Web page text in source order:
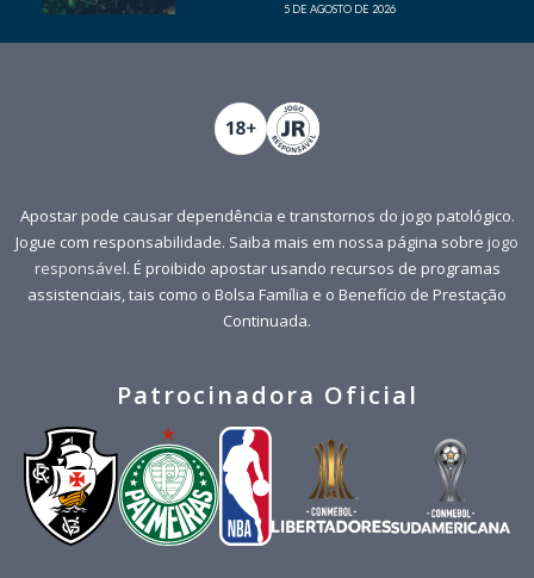
5 DE AGOSTO DE 2026
Apostar pode causar dependência e transtornos do jogo patológico.
Jogue com responsabilidade. Saiba mais em nossa página sobre jogo
responsável. É proibido apostar usando recursos de programas
assistenciais, tais como o Bolsa Família e o Benefício de Prestação
Continuada.
Patrocinadora Oficial